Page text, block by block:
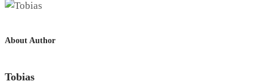
About Author
Tobias